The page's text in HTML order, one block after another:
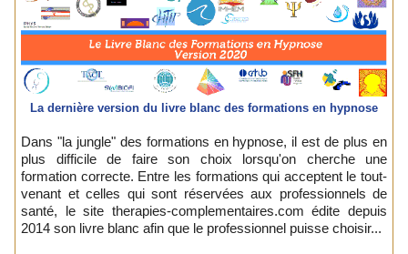
La dernière version du livre blanc des formations en hypnose
Dans "la jungle" des formations en hypnose, il est de plus en
plus difficile de faire son choix lorsqu'on cherche une
formation correcte. Entre les formations qui acceptent le tout-
venant et celles qui sont réservées aux professionnels de
santé, le site therapies-complementaires.com édite depuis
2014 son livre blanc afin que le professionnel puisse choisir...